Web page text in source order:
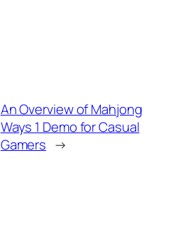
An Overview of Mahjong
Ways 1 Demo for Casual
Gamers →